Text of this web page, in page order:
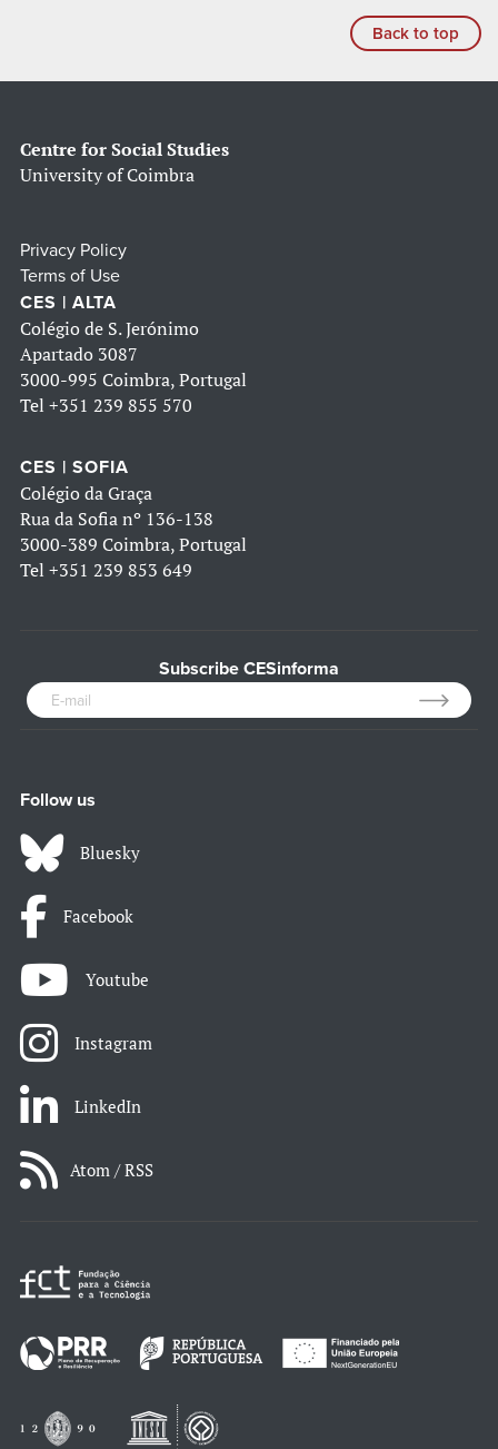
Back to top
Centre for Social Studies
University of Coimbra
Privacy Policy
Terms of Use
CES | ALTA
Colégio de S. Jerónimo
Apartado 3087
3000-995 Coimbra, Portugal
Tel +351 239 855 570
CES | SOFIA
Colégio da Graça
Rua da Sofia nº 136-138
3000-389 Coimbra, Portugal
Tel +351 239 853 649
Subscribe CESinforma
Follow us
Bluesky
Facebook
Youtube
Instagram
LinkedIn
Atom / RSS